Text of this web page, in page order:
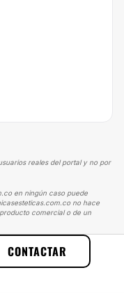
reales del portal y no por
en ningún caso puede
no hace
comercial o de un
CONTACTAR
TODO UN ÉXITO ME